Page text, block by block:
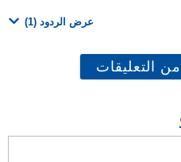
عرض الردود (1)
التعليقات